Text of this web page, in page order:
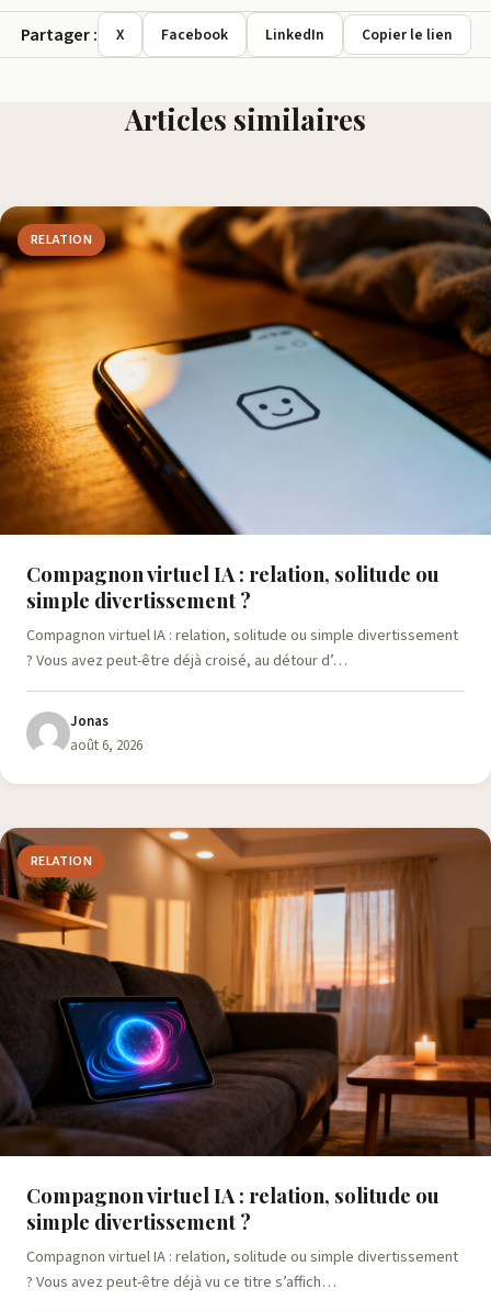
Partager : X Facebook LinkedIn Copier le lien
Articles similaires
RELATION
Compagnon virtuel IA : relation, solitude ou
simple divertissement ?
Compagnon virtuel IA : relation, solitude ou simple divertissement
? Vous avez peut-être déjà croisé, au détour d’…
Jonas
août 6, 2026
RELATION
Compagnon virtuel IA : relation, solitude ou
simple divertissement ?
Compagnon virtuel IA : relation, solitude ou simple divertissement
? Vous avez peut-être déjà vu ce titre s’affich…